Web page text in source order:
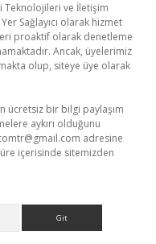
Teknolojileri ve İletişim
Sağlayıcı olarak hizmet
proaktif olarak denetleme
Ancak, üyelerimiz
olup, siteye üye olarak
ücretsiz bir bilgi paylaşım
aykırı olduğunu
adresine
içerisinde sitemizden